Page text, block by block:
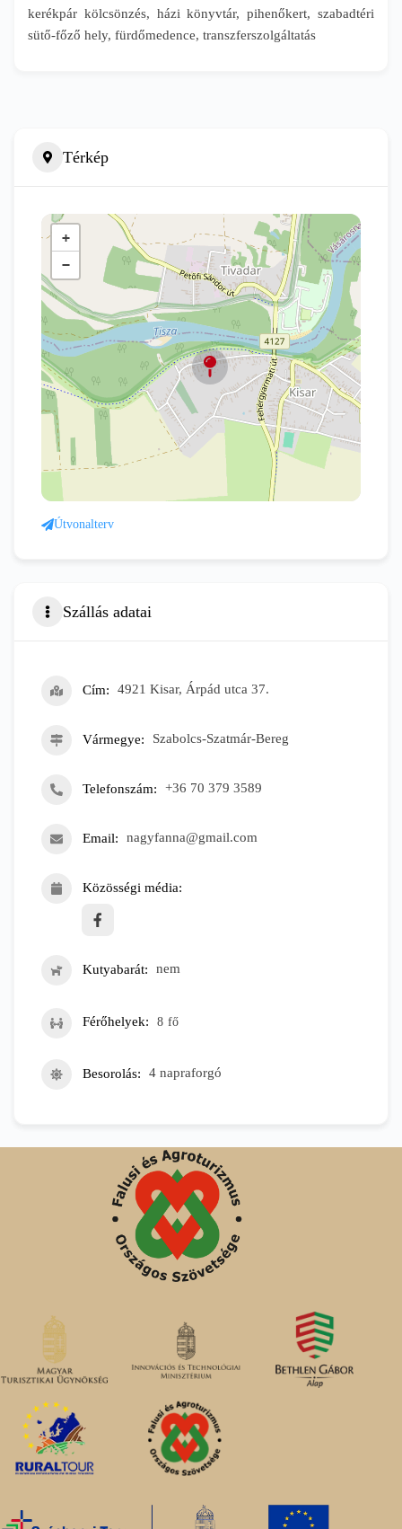
kerékpár kölcsönzés, házi könyvtár, pihenőkert, szabadtéri
sütő-főző hely, fürdőmedence, transzferszolgáltatás
Térkép
+
−
Útvonalterv
Szállás adatai
Cím 4921 Kisar, Árpád utca 37.
Vármegye Szabolcs-Szatmár-Bereg
Telefonszám +36 70 379 3589
Email nagyfanna@gmail.com
Közösségi média
Kutyabarát nem
Férőhelyek 8 fő
Besorolás 4 napraforgó